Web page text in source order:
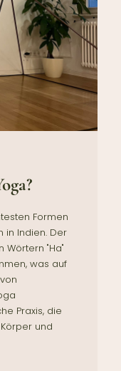
Formen
in Indien. Der
Wörtern "Ha"
was auf
Praxis, die
und